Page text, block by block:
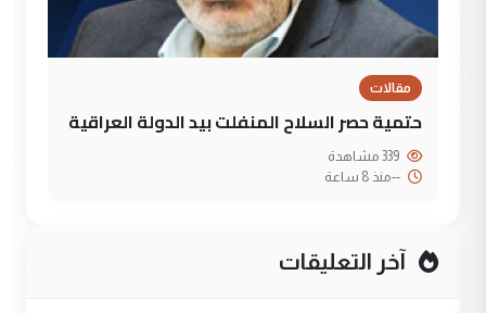
مقالات
حتمية حصر السلاح المنفلت بيد الدولة العراقية
--منذ 8 ساعة
آخر التعليقات